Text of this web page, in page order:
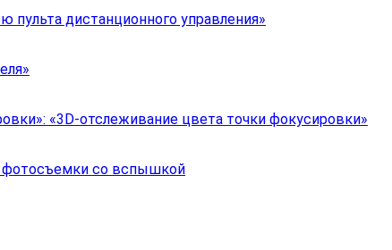
дистанционного управления»
«3D-отслеживание цвета точки фокусировки»
со вспышкой